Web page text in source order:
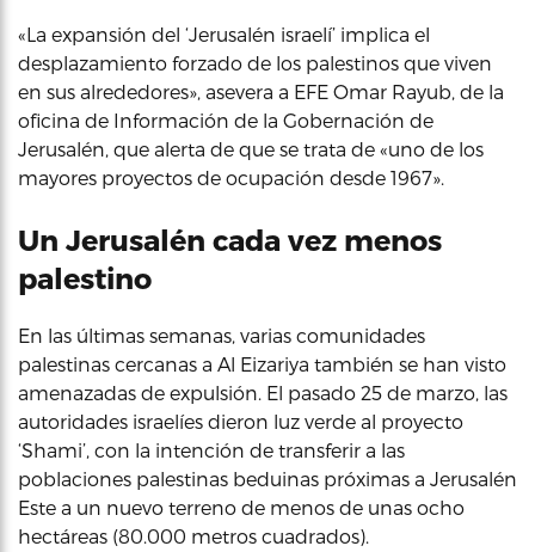
«La expansión del ‘Jerusalén israelí’ implica el
desplazamiento forzado de los palestinos que viven
en sus alrededores», asevera a EFE Omar Rayub, de la
oficina de Información de la Gobernación de
Jerusalén, que alerta de que se trata de «uno de los
mayores proyectos de ocupación desde 1967».
Un Jerusalén cada vez menos
palestino
En las últimas semanas, varias comunidades
palestinas cercanas a Al Eizariya también se han visto
amenazadas de expulsión. El pasado 25 de marzo, las
autoridades israelíes dieron luz verde al proyecto
‘Shami’, con la intención de transferir a las
poblaciones palestinas beduinas próximas a Jerusalén
Este a un nuevo terreno de menos de unas ocho
hectáreas (80.000 metros cuadrados).